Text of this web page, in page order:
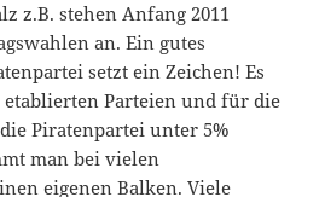
z.B. stehen Anfang 2011
an. Ein gutes
setzt ein Zeichen! Es
Parteien und für die
Piratenpartei unter 5%
man bei vielen
eigenen Balken. Viele